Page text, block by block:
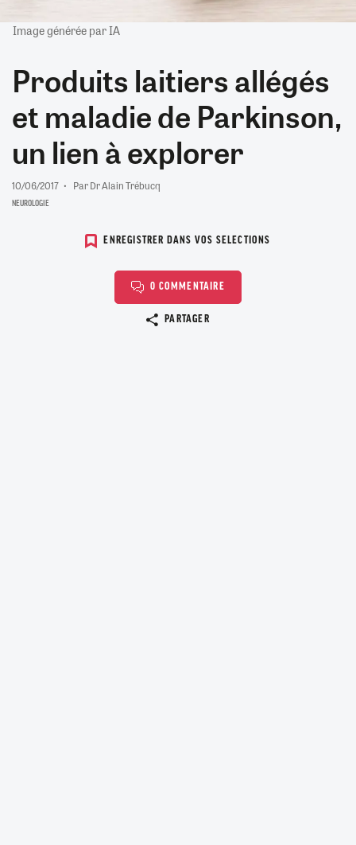
Image générée par IA
Produits laitiers allégés
et maladie de Parkinson,
un lien à explorer
10/06/2017 Par Dr Alain Trébucq
NEUROLOGIE
ENREGISTRER DANS VOS SELECTIONS
0 COMMENTAIRE
PARTAGER